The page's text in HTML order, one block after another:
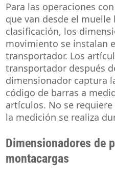
Para las operaciones
que van desde el muelle
clasificación, los
movimiento se instalan
transportador. Los
transportador después
dimensionador captura
código de barras a
artículos. No se
la medición se realiza
Dimensionadores de
montacargas